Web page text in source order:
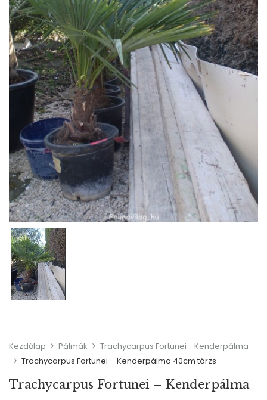
Kezdőlap Pálmák
Trachycarpus Fortunei - Kenderpálma
Trachycarpus Fortunei – Kenderpálma 40cm törzs
Trachycarpus Fortunei – Kenderpálma